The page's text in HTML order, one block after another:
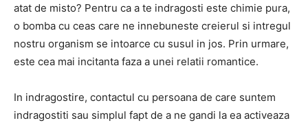
atat de misto? Pentru ca a te indragosti este chimie pura,
o bomba cu ceas care ne innebuneste creierul si intregul
nostru organism se intoarce cu susul in jos. Prin urmare,
este cea mai incitanta faza a unei relatii romantice.
In indragostire, contactul cu persoana de care suntem
indragostiti sau simplul fapt de a ne gandi la ea activeaza